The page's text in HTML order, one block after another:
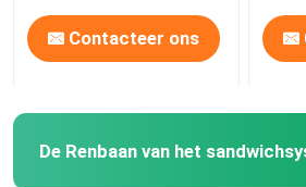
Sport Rode klei
Contacteer ons
De Renbaan van het